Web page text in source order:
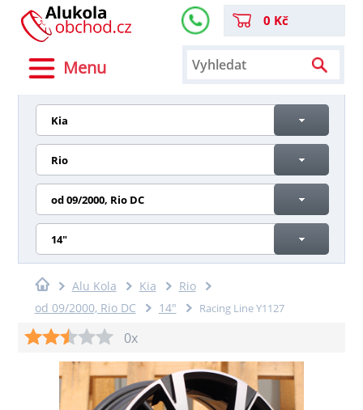
Menu
0 Kč
Kia
Rio
od 09/2000, Rio DC
14"
Alu Kola Kia
Rio
od 09/2000, Rio DC
14" Racing Line Y1127
0x